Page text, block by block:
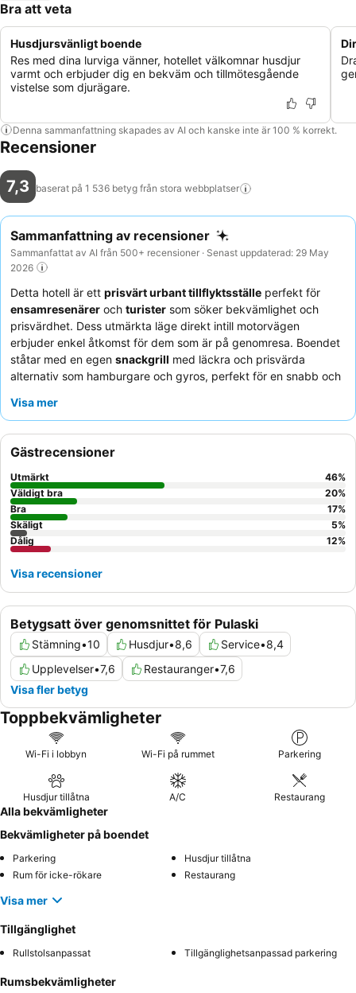
Bra att veta
Husdjursvänligt boende
Res med dina lurviga vänner, hotellet välkomnar husdjur
varmt och erbjuder dig en bekväm och tillmötesgående
vistelse som djurägare.
Denna sammanfattning skapades av AI och kanske inte är 100 % korrekt.
Recensioner
7,3 baserat på 1 536 betyg från stora webbplatser
Sammanfattning av recensioner
Sammanfattat av AI från 500+ recensioner · Senast uppdaterad: 29 May
2026
Detta hotell är ett prisvärt urbant tillflyktsställe perfekt för
ensamresenärer och turister som söker bekvämlighet och
prisvärdhet. Dess utmärkta läge direkt intill motorvägen
erbjuder enkel åtkomst för dem som är på genomresa. Boendet
ståtar med en egen snackgrill med läckra och prisvärda
alternativ som hamburgare och gyros, perfekt för en snabb och
och hjälpsamma personalen
trädgården.
Visa mer
Betygsatt över genomsnittet för Pulaski
Stämning•10 Husdjur•8,6 Service•8,4
Upplevelser•7,6 Restauranger•7,6
Visa fler betyg
Gästrecensioner
Utmärkt 46%
Väldigt bra
20%
Bra
17%
Skäligt
5%
Dålig
12%
Visa recensioner
Toppbekvämligheter
Wi-Fi i lobbyn Wi-Fi på rummet Parkering
Husdjur tillåtna A/C Restaurang
Alla bekvämligheter
Bekvämligheter på boendet
Parkering
Husdjur tillåtna
Rum för icke-rökare
Restaurang
Visa mer
Tillgänglighet
Rullstolsanpassat Tillgänglighetsanpassad parkering
Rumsbekvämligheter